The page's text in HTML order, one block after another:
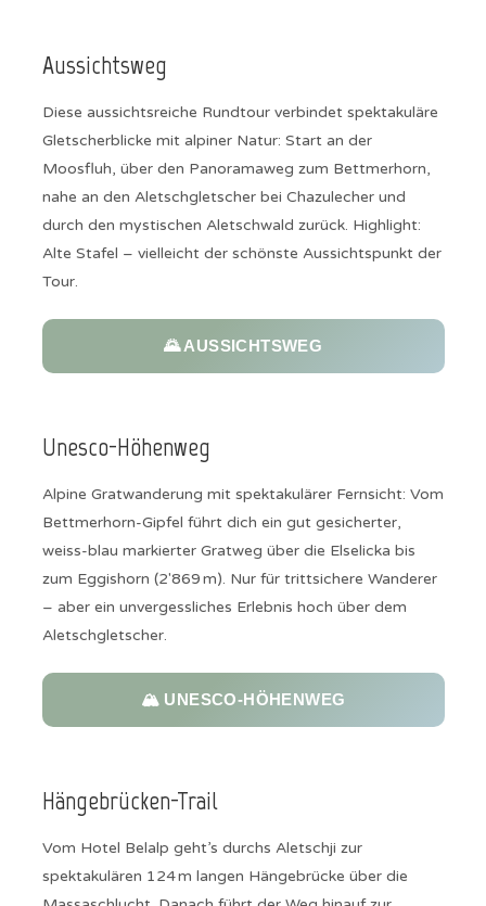
Aussichtsweg
Diese aussichtsreiche Rundtour verbindet spektakuläre
Gletscherblicke mit alpiner Natur: Start an der
Moosfluh, über den Panoramaweg zum Bettmerhorn,
nahe an den Aletschgletscher bei Chazulecher und
durch den mystischen Aletschwald zurück. Highlight:
Alte Stafel – vielleicht der schönste Aussichtspunkt der
Tour.
🌄 AUSSICHTSWEG
Unesco-Höhenweg
Alpine Gratwanderung mit spektakulärer Fernsicht: Vom
Bettmerhorn-Gipfel führt dich ein gut gesicherter,
weiss-blau markierter Gratweg über die Elselicka bis
zum Eggishorn (2'869 m). Nur für trittsichere Wanderer
– aber ein unvergessliches Erlebnis hoch über dem
Aletschgletscher.
🏔️ UNESCO‑HÖHENWEG
Hängebrücken-Trail
Vom Hotel Belalp geht’s durchs Aletschji zur
spektakulären 124 m langen Hängebrücke über die